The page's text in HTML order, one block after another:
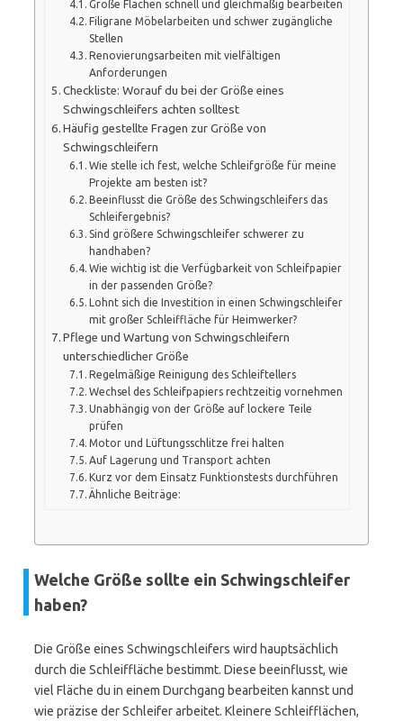
Große Flächen schnell und gleichmäßig bearbeiten
Filigrane Möbelarbeiten und schwer zugängliche
Stellen
Renovierungsarbeiten mit vielfältigen
Anforderungen
Checkliste: Worauf du bei der Größe eines
Schwingschleifers achten solltest
Häufig gestellte Fragen zur Größe von
Schwingschleifern
Wie stelle ich fest, welche Schleifgröße für meine
Projekte am besten ist?
Beeinflusst die Größe des Schwingschleifers das
Schleifergebnis?
Sind größere Schwingschleifer schwerer zu
handhaben?
Wie wichtig ist die Verfügbarkeit von Schleifpapier
in der passenden Größe?
Lohnt sich die Investition in einen Schwingschleifer
mit großer Schleiffläche für Heimwerker?
Pflege und Wartung von Schwingschleifern
unterschiedlicher Größe
Regelmäßige Reinigung des Schleiftellers
Wechsel des Schleifpapiers rechtzeitig vornehmen
Unabhängig von der Größe auf lockere Teile
prüfen
Motor und Lüftungsschlitze frei halten
Auf Lagerung und Transport achten
Kurz vor dem Einsatz Funktionstests durchführen
Ähnliche Beiträge:
Welche Größe sollte ein Schwingschleifer
haben?
Die Größe eines Schwingschleifers wird hauptsächlich
durch die Schleiffläche bestimmt. Diese beeinflusst, wie
viel Fläche du in einem Durchgang bearbeiten kannst und
wie präzise der Schleifer arbeitet. Kleinere Schleifflächen,